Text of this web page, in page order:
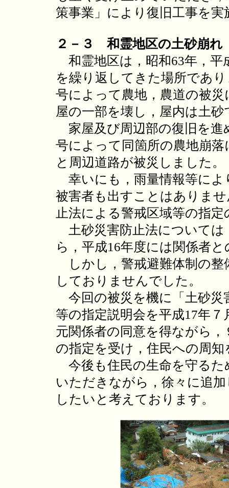
策事業」により復旧工事を
２－３ 和霊地区の土砂崩れ
和霊地区は，昭和63年，平
を繰り返してきた場所であ
号によって農地，農道の被
屋の一部を壊し，屋内は土
家屋及び周辺部の復旧を進
号によって同箇所の農地崩
と周辺道路が被災しました。
幸いにも，雨量情報等によ
被害者も出すことはありま
止法による警戒区域等の指
土砂災害防止法については
ら，平成16年度には関係者
しかし，警戒避難体制の整
しておりませんでした。
今回の被災を機に「土砂災
等の指定説明会を平成17年
元関係者の同意を得ながら
の指定を受け，住民への周
今後も住民の生命を守るた
いただきながら，徐々に追
したいと考えております。